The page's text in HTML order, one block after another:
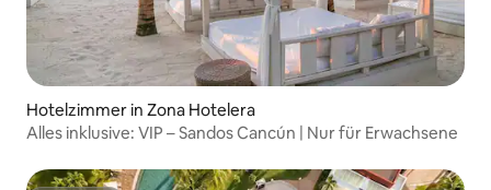
Hotelzimmer in Zona Hotelera
Alles inklusive: VIP – Sandos Cancún | Nur für Erwachsene